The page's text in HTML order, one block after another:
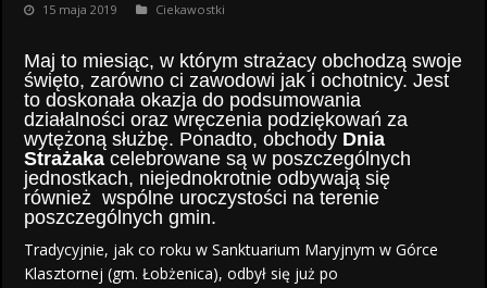
15 maja 2019 Ciekawostki
Maj to miesiąc, w którym strażacy obchodzą swoje
święto, zarówno ci zawodowi jak i ochotnicy. Jest
to doskonała okazja do podsumowania
działalności oraz wręczenia podziękowań za
wytężoną służbę. Ponadto, obchody Dnia
Strażaka celebrowane są w poszczególnych
jednostkach, niejednokrotnie odbywają się
również wspólne uroczystości na terenie
poszczególnych gmin.
Tradycyjnie, jak co roku w Sanktuarium Maryjnym w Górce
Klasztornej (gm. Łobżenica), odbył się już po